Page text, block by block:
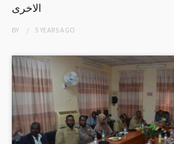
الاخرى
BY 5 YEARSAGO